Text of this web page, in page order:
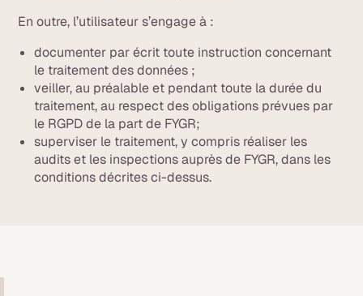
En outre, l’utilisateur s’engage à :
documenter par écrit toute instruction concernant
le traitement des données ;
veiller, au préalable et pendant toute la durée du
traitement, au respect des obligations prévues par
le RGPD de la part de FYGR;
superviser le traitement, y compris réaliser les
audits et les inspections auprès de FYGR, dans les
conditions décrites ci-dessus.